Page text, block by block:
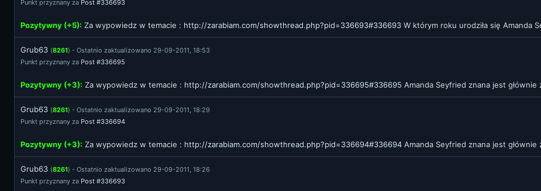
Punkt przyznany za Post #336693
Pozytywny (+5): Za wypowiedz w temacie : http://zarabiam.com/showthread.php?pid=336693#336693 W którym roku urodziła się Amanda
Grub63 (8261) - Ostatnio zaktualizowano 29-09-2011, 18:53
Punkt przyznany za Post #336695
Pozytywny (+3): Za wypowiedz w temacie : http://zarabiam.com/showthread.php?pid=336695#336695 Amanda Seyfried znana jest głównie
Grub63 (8261) - Ostatnio zaktualizowano 29-09-2011, 18:29
Punkt przyznany za Post #336694
Pozytywny (+3): Za wypowiedz w temacie : http://zarabiam.com/showthread.php?pid=336694#336694 Amanda Seyfried znana jest głównie
Grub63 (8261) - Ostatnio zaktualizowano 29-09-2011, 18:26
Punkt przyznany za Post #336693